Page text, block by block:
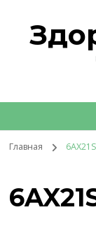
Главная